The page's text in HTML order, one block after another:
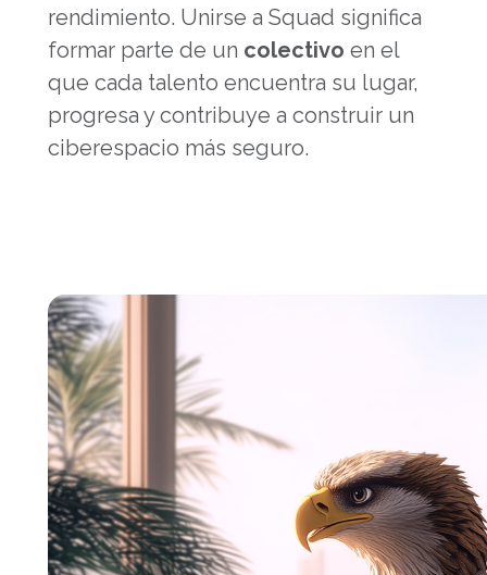
rendimiento. Unirse a Squad significa
formar parte de un colectivo en el
que cada talento encuentra su lugar,
progresa y contribuye a construir un
ciberespacio más seguro.